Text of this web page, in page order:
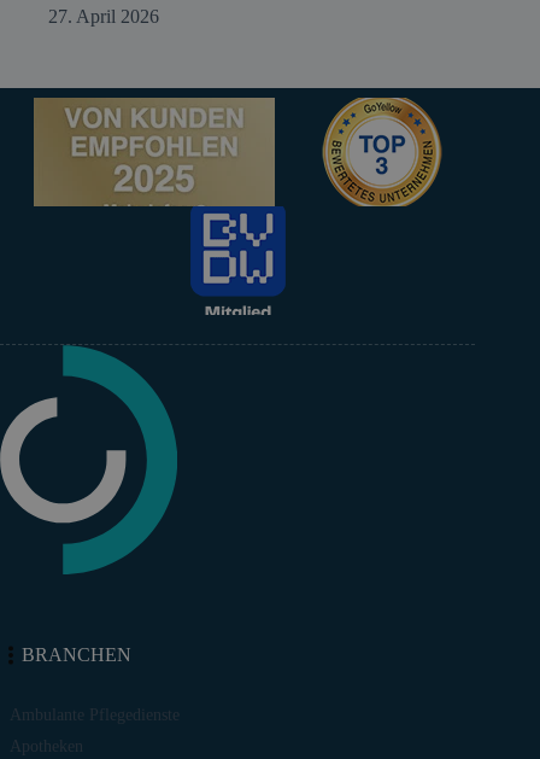
27. April 2026
BRANCHEN
Ambulante Pflegedienste
Apotheken